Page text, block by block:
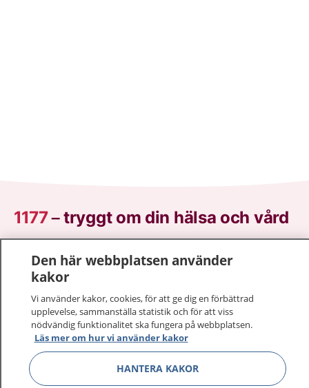
1177–tryggt om din hälsa och vård
sjukdomar och vilka mottagningar du kan kontakta.
Logga in för att läsa din journal och göra dina
vårdärenden. Ring telefonnummer 1177 för
sjukvårdsrådgivning dygnet runt.
1177 ger dig råd när du vill må bättre.
Den här webbplatsen använder
kakor
Vi använder kakor, cookies, för att ge dig en förbättrad
upplevelse, sammanställa statistik och för att viss
nödvändig funktionalitet ska fungera på webbplatsen.
Läs mer om hur vi använder kakor
HANTERA KAKOR